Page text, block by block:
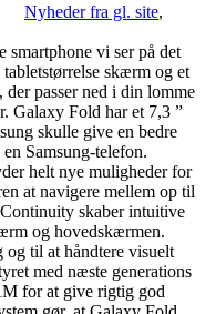
Nyheder fra gl. site,
vi ser på det
skærm og et
passer ned i din lomme
Galaxy Fold har et 7,3 ”
skulle give en bedre
Samsung-telefon.
helt nye muligheder for
at navigere mellem op til
skaber intuitive
og hovedskærmen.
til at håndtere visuelt
med næste generations
for at give rigtig god